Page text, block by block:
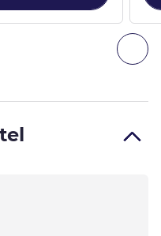
Classic com 1 cama King